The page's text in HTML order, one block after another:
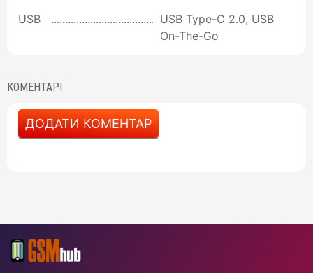
USB
USB Type-C 2.0, USB
On-The-Go
КОМЕНТАРІ
ДОДАТИ КОМЕНТАР